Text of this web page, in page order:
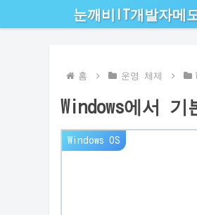
눈깨비IT개발자메
홈 운영 체제
Windows에서
Windows OS